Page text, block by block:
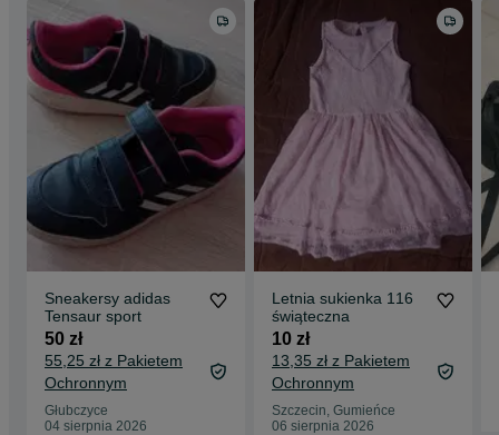
Sneakersy adidas
Tensaur sport
50 zł
55,25 zł z Pakietem
Ochronnym
Głubczyce
04 sierpnia 2026
Letnia sukienka 116
świąteczna
10 zł
13,35 zł z Pakietem
Ochronnym
Szczecin, Gumieńce
06 sierpnia 2026